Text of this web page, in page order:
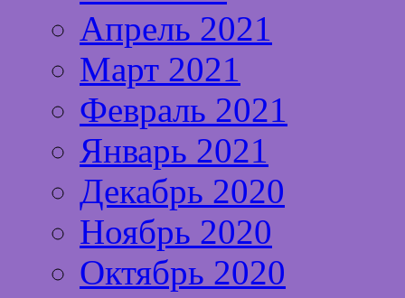
Апрель 2021
Март 2021
Февраль 2021
Январь 2021
Декабрь 2020
Ноябрь 2020
Октябрь 2020